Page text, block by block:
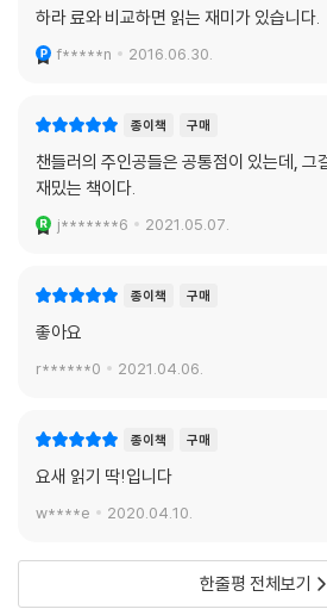
를 스냅숏사진처럼 완벽히 재현해 냈다. 그리
표현은 어제 쓴 것처럼 생생하다.
하라 료와 비교하면 읽는 재미가 있습니다.
f*****n 2016.06.30.
종이책 구매
챈들러의 주인공들은 공통점이 있는데, 그
재밌는 책이다.
j*******6 2021.05.07.
종이책 구매
좋아요
r******0 2021.04.06.
종이책 구매
요새 읽기 딱!입니다
w****e 2020.04.10.
한줄평 전체보기